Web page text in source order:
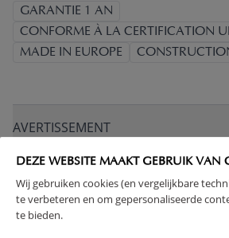
DEZE WEBSITE MAAKT GEBRUIK VAN
Wij gebruiken cookies (en vergelijkbare
te verbeteren en om gepersonaliseerde
te bieden.
GARANTIE 1 AN
CONFORME À LA CERTIFICATION
MADE IN EUROPE
AVERTISSEMENT
AVANTAGES DE CE PRODUIT